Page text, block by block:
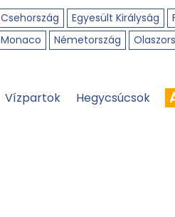
Csehország Egyesült Királyság
Monaco Németország
Vízpartok Hegycsúcsok